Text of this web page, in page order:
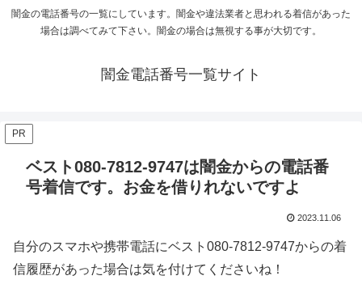
闇金の電話番号の一覧にしています。闇金や違法業者と思われる着信があった
場合は調べてみて下さい。闇金の場合は無視する事が大切です。
闇金電話番号一覧サイト
PR
ベスト080-7812-9747は闇金からの電話番
号着信です。お金を借りれないですよ
2023.11.06
自分のスマホや携帯電話にベスト080-7812-9747からの着
信履歴があった場合は気を付けてくださいね！